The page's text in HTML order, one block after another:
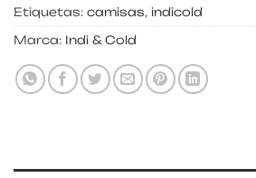
Etiquetas: camisas, indicold
Marca: Indi & Cold